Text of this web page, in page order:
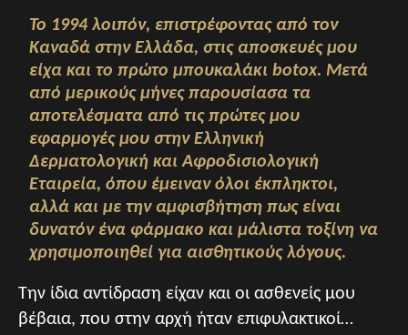
Το 1994 λοιπόν, επιστρέφοντας από τον
Καναδά στην Ελλάδα, στις αποσκευές μου
είχα και το πρώτο μπουκαλάκι botox. Μετά
από μερικούς μήνες παρουσίασα τα
αποτελέσματα από τις πρώτες μου
εφαρμογές μου στην Ελληνική
Δερματολογική και Αφροδισιολογική
Εταιρεία, όπου έμειναν όλοι έκπληκτοι,
αλλά και με την αμφισβήτηση πως είναι
δυνατόν ένα φάρμακο και μάλιστα τοξίνη να
χρησιμοποιηθεί για αισθητικούς λόγους.
Την ίδια αντίδραση είχαν και οι ασθενείς μου
βέβαια, που στην αρχή ήταν επιφυλακτικοί…